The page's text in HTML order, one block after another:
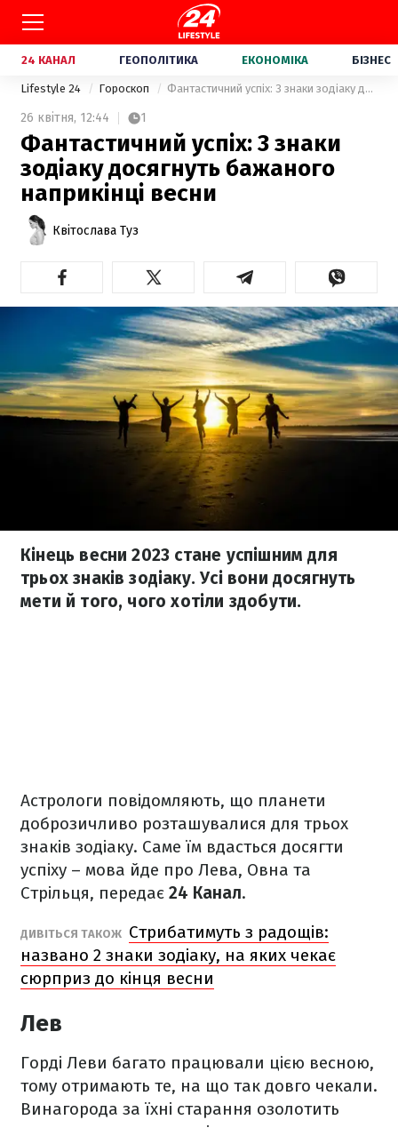
24 КАНАЛ ГЕОПОЛІТИКА ЕКОНОМІКА БІЗНЕС
Lifestyle 24 Гороскоп Фантастичний успіх: 3 знаки зодіаку досягнуть бажаного наприкінці весни
26 квітня, 12:44 1
Фантастичний успіх: 3 знаки
зодіаку досягнуть бажаного
наприкінці весни
Квітослава Туз
Кінець весни 2023 стане успішним для
трьох знаків зодіаку. Усі вони досягнуть
мети й того, чого хотіли здобути.
Астрологи повідомляють, що планети
доброзичливо розташувалися для трьох
знаків зодіаку. Саме їм вдасться досягти
успіху – мова йде про Лева, Овна та
Стрільця, передає 24 Канал.
ДИВІТЬСЯ ТАКОЖ Стрибатимуть з радощів:
названо 2 знаки зодіаку, на яких чекає
сюрприз до кінця весни
Лев
Горді Леви багато працювали цією весною,
тому отримають те, на що так довго чекали.
Винагорода за їхні старання озолотить